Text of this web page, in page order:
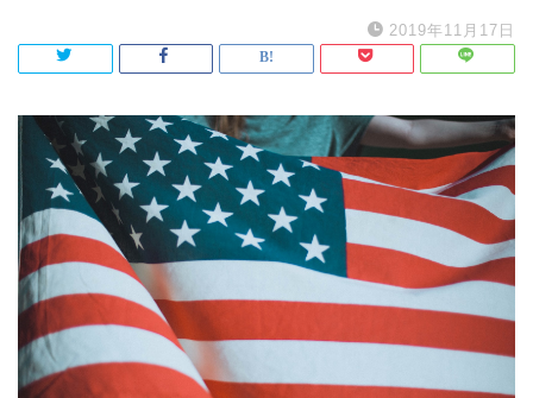
2019年11月17日